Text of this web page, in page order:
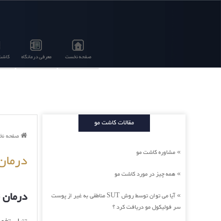
صفحه نخست معرفی درمانگاه
صفحه
مقالات کاشت مو
» مشاوره کاشت مو
» همه چیز در مورد کاشت مو
»
آیا می توان توسط روش SUT مناطقی به غیر از پوست
سر فولیکول مو دریافت کرد ؟